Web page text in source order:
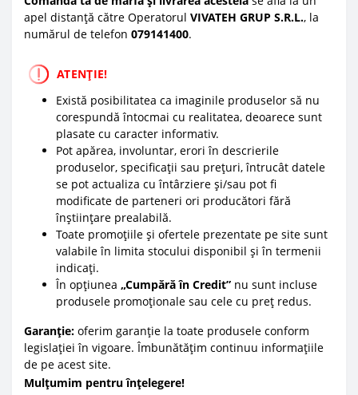
apel distanță către Operatorul VIVATEH GRUP S.R.L., la
numărul de telefon 079141400.
ATENȚIE!
Există posibilitatea ca imaginile produselor să nu
corespundă întocmai cu realitatea, deoarece sunt
plasate cu caracter informativ.
Pot apărea, involuntar, erori în descrierile
produselor, specificații sau prețuri, întrucât datele
se pot actualiza cu întârziere și/sau pot fi
modificate de parteneri ori producători fără
înștiințare prealabilă.
Toate promoțiile și ofertele prezentate pe site sunt
valabile în limita stocului disponibil și în termenii
indicați.
În opțiunea „Cumpără în Credit” nu sunt incluse
produsele promoționale sau cele cu preț redus.
Garanție: oferim garanție la toate produsele conform
legislației în vigoare. Îmbunătățim continuu informațiile
de pe acest site.
Mulțumim pentru înțelegere!